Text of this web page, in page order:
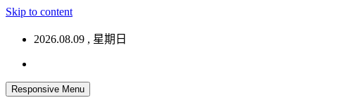
Skip to content
2026.08.09 , 星期日
Responsive Menu